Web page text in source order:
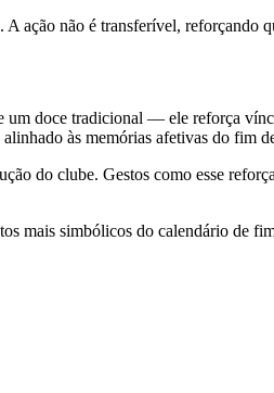
ação não é transferível, reforçando
doce tradicional — ele reforça
às memórias afetivas do fim
do clube. Gestos como esse
mais simbólicos do calendário de